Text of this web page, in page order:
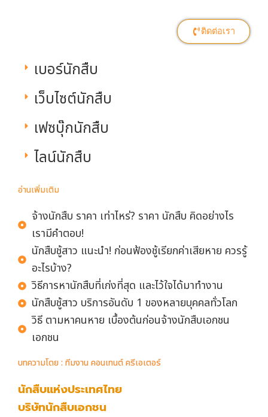
ติดต่อเรา
เบอร์นักสืบ
เว็บไซต์นักสืบ
เฟซบุ๊กนักสืบ
ไลน์นักสืบ
อ่านเพิ่มเติม
จ้างนักสืบ ราคา เท่าไหร่? ราคา นักสืบ คิดอย่างไร
เรามีคำตอบ!
นักสืบชู้สาว แนะนำ! ก่อนฟ้องชู้เรียกค่าเสียหาย ควรรู้
อะไรบ้าง?
วิธีการหานักสืบที่เก่งที่สุด และไว้ใจได้มาทำงาน
นักสืบชู้สาว บริการอันดับ 1 ของหลายบุคคลทั่วโลก
วิธี ตามหาคนหาย เบื้องต้นก่อนจ้างนักสืบเอกชน
เอกชน
บทความโดย : ทีมงาน คอนเทนต์ ครีเอเตอร์
นักสืบแห่งประเทศไทย
บริษัทนักสืบเอกชน